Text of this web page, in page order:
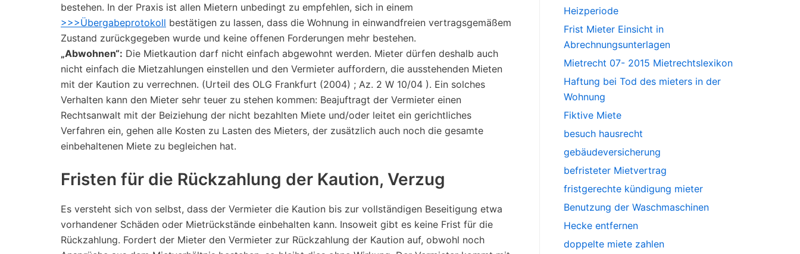
bestehen. In der Praxis ist allen Mietern unbedingt zu empfehlen, sich in einem
>>>Übergabeprotokoll bestätigen zu lassen, dass die Wohnung in einwandfreien vertragsgemäßem
Zustand zurückgegeben wurde und keine offenen Forderungen mehr bestehen.
„Abwohnen“: Die Mietkaution darf nicht einfach abgewohnt werden. Mieter dürfen deshalb auch
nicht einfach die Mietzahlungen einstellen und den Vermieter auffordern, die ausstehenden Mieten
mit der Kaution zu verrechnen. (Urteil des OLG Frankfurt (2004) ; Az. 2 W 10/04 ). Ein solches
Verhalten kann den Mieter sehr teuer zu stehen kommen: Beajuftragt der Vermieter einen
Rechtsanwalt mit der Beiziehung der nicht bezahlten Miete und/oder leitet ein gerichtliches
Verfahren ein, gehen alle Kosten zu Lasten des Mieters, der zusätzlich auch noch die gesamte
einbehaltenen Miete zu begleichen hat.
Fristen für die Rückzahlung der Kaution, Verzug
Es versteht sich von selbst, dass der Vermieter die Kaution bis zur vollständigen Beseitigung etwa
vorhandener Schäden oder Mietrückstände einbehalten kann. Insoweit gibt es keine Frist für die
Rückzahlung. Fordert der Mieter den Vermieter zur Rückzahlung der Kaution auf, obwohl noch
Heizperiode
Frist Mieter Einsicht in
Abrechnungsunterlagen
Mietrecht 07- 2015 Mietrechtslexikon
Haftung bei Tod des mieters in der
Wohnung
Fiktive Miete
besuch hausrecht
gebäudeversicherung
befristeter Mietvertrag
fristgerechte kündigung mieter
Benutzung der Waschmaschinen
Hecke entfernen
doppelte miete zahlen